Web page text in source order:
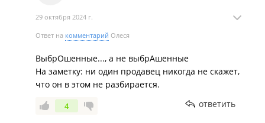
29 октября 2024 г.
Ответ на комментарий Олеся
ВыбрОшенные..., а не выбрАшенные
На заметку: ни один продавец никогда не скажет,
что он в этом не разбирается.
4 ответить